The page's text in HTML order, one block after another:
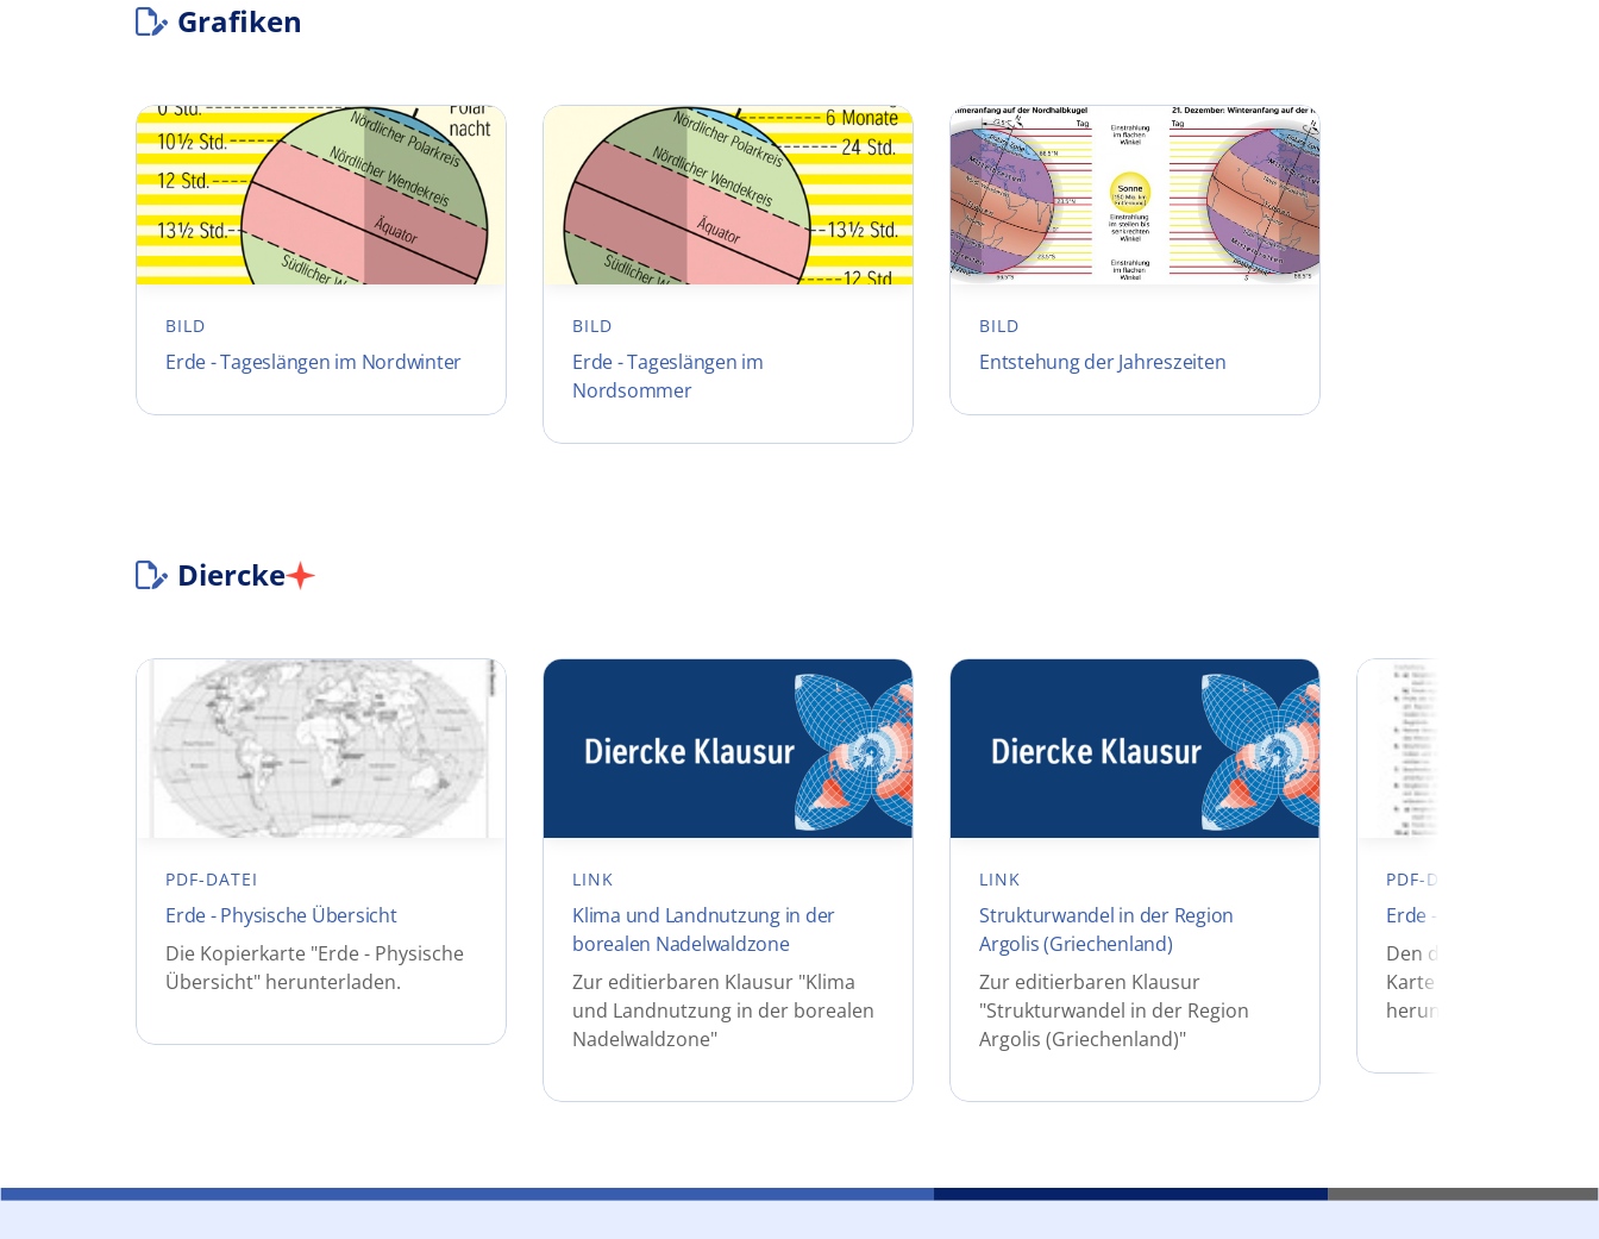
Grafiken
BILD
Erde - Tageslängen im Nordwinter
BILD
Erde - Tageslängen im
Nordsommer
BILD
Entstehung der Jahreszeiten
Diercke
PDF-DATEI
Erde - Physische Übersicht
Die Kopierkarte "Erde - Physische
Übersicht" herunterladen.
LINK
Klima und Landnutzung in der
borealen Nadelwaldzone
Zur editierbaren Klausur "Klima
und Landnutzung in der borealen
Nadelwaldzone"
LINK
Strukturwandel in der Region
Argolis (Griechenland)
Zur editierbaren Klausur
"Strukturwandel in der Region
Argolis (Griechenland)"
PDF-DATEI
Erde - Temperaturen
Den didaktischen
Karte "Erde -
herunterladen.